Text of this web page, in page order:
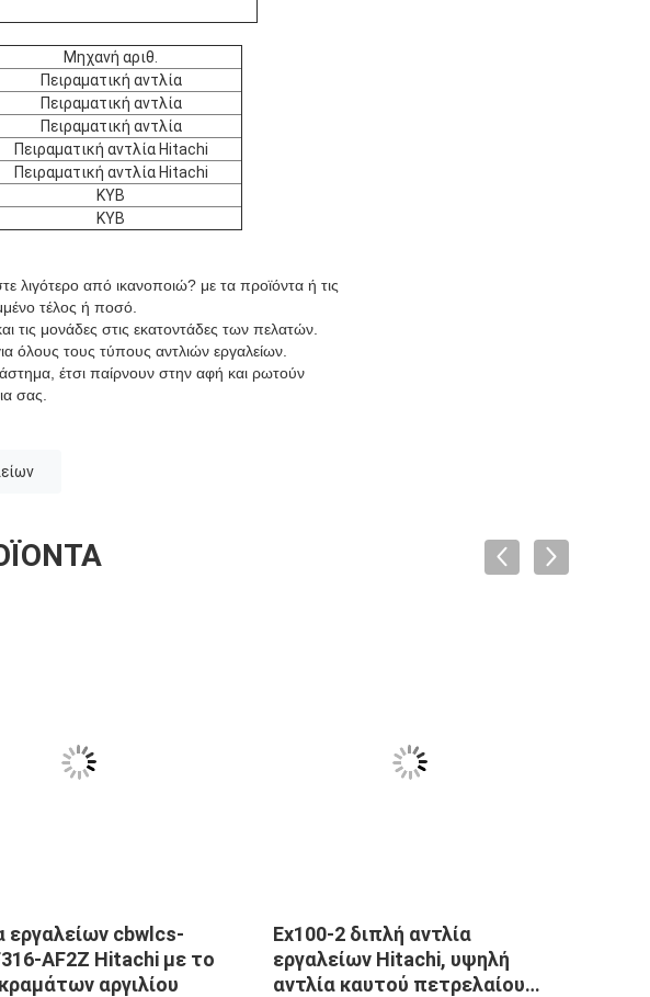
Μηχανή αριθ.
Πειραματική αντλία
Πειραματική αντλία
Πειραματική αντλία
Πειραματική αντλία Hitachi
Πειραματική αντλία Hitachi
KYB
KYB
από ικανοποιώ? με τα προϊόντα ή τις
τέλος ή ποσό.
τις μονάδες στις εκατοντάδες των πελατών.
όλους τους τύπους αντλιών εργαλείων.
έτσι παίρνουν στην αφή και ρωτούν
σας.
εργαλείων cbwlcs-
AF2Z Hitachi με το
αργιλίου
Ex100-2 διπλή αντλία
εργαλείων Hitachi, υψηλή
αντλία καυτού πετρελαίου